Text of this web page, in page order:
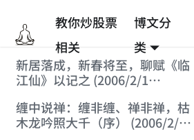
教你炒股票
相关
博文分
类
新居落成，新春将至，聊赋《临
江仙》以记之 (2006/2/1
缠中说禅：缠非缠、禅非禅，枯
木龙吟照大千（序） (2006/2/1